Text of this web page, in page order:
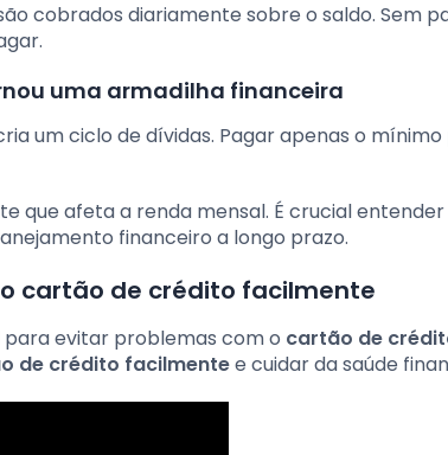
cobrados diariamente sobre o saldo. Sem
uma armadilha financeira
um ciclo de dívidas. Pagar apenas o
que afeta a renda mensal. É crucial
financeiro a longo prazo.
cartão de crédito facilmente
evitar problemas com o cartão de
de crédito facilmentee cuidar da saúde